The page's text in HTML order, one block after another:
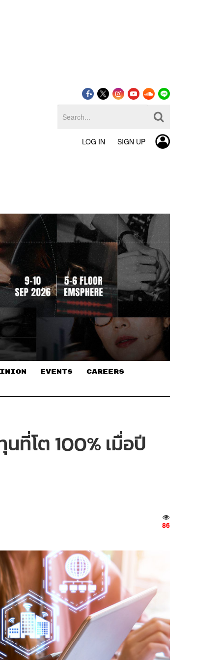
LOG IN SIGN UP
EVENTS CAREERS
ที่โต 100% เมื่อปี
86